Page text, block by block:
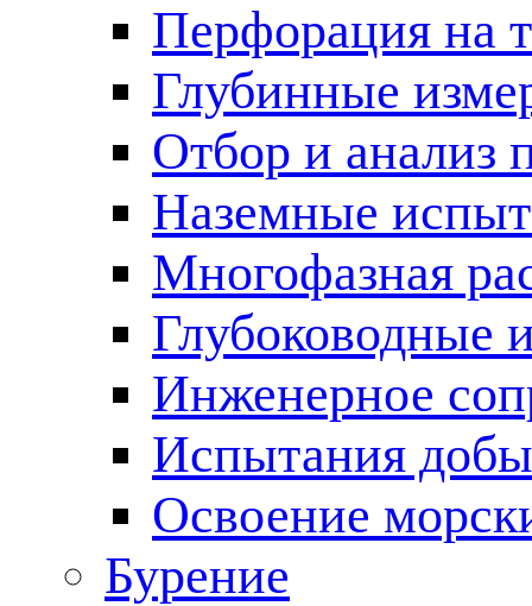
Перфорация на
Глубинные
Отбор и анализ
Наземные
Многофазная
Глубоководные
Инженерное
Испытания
Освоение
Бурение